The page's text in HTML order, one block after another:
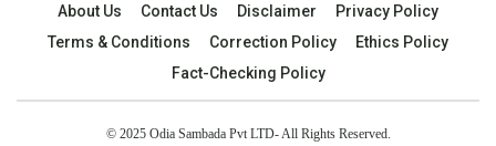
About Us Contact Us Disclaimer
Privacy Policy
Terms & Conditions
Correction Policy
Ethics Policy
Fact-Checking Policy
© 2025 Odia Sambada Pvt LTD- All Rights Reserved.